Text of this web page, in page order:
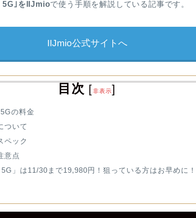
5G｣をIIJmioで使う手順を解説している記事です。
IIJmio公式サイトへ
目次 [非表示]
の料金
ついて
ペック
意点
」は11/30まで19,980円！狙っている方はお早めに！